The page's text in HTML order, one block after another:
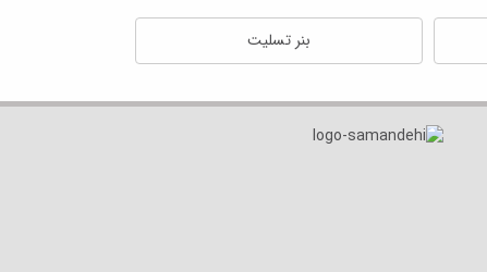
بنر تسلیت